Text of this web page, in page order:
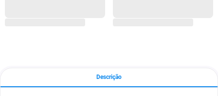
Descrição